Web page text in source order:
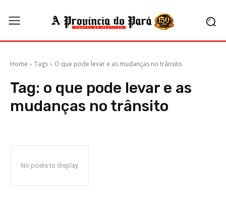
Home Tags O que pode levar e as mudanças no trânsito
Tag: o que pode levar e as
mudanças no trânsito
No posts to display